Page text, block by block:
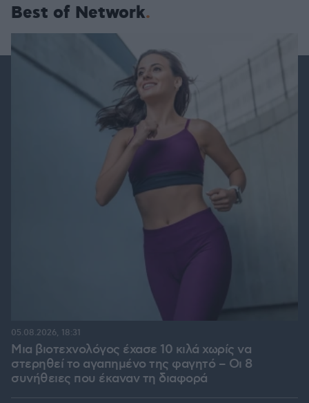
Best of Network
Μια βιοτεχνολόγος έχασε 10 κιλά χωρίς να
στερηθεί το αγαπημένο της φαγητό – Οι 8
συνήθειες που έκαναν τη διαφορά
05.08.2026, 18:31